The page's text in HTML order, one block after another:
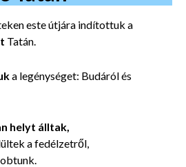
este útjára indítottuk a
Tatán.
a legénységet: Budáról és
helyt álltak,
a fedélzetről,